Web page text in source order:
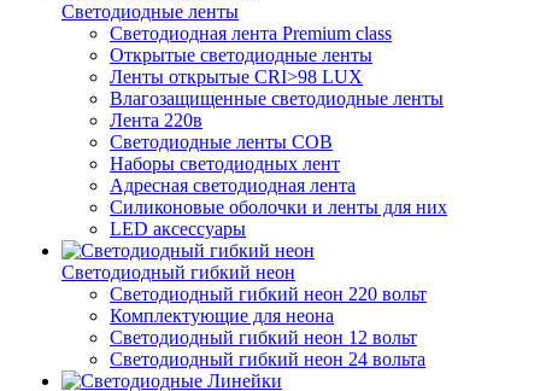
Светодиодные ленты
Светодиодная лента Premium class
Открытые светодиодные ленты
Ленты открытые CRI>98 LUX
Влагозащищенные светодиодные ленты
Лента 220в
Светодиодные ленты COB
Наборы светодиодных лент
Адресная светодиодная лента
Силиконовые оболочки и ленты для них
LED аксессуары
Светодиодный гибкий неон
Светодиодный гибкий неон 220 вольт
Комплектующие для неона
Светодиодный гибкий неон 12 вольт
Светодиодный гибкий неон 24 вольта